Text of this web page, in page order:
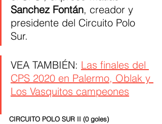
Sanchez Fontán, creador y
presidente del Circuito Polo
Sur.
VEA TAMBIÉN: Las finales del
CPS 2020 en Palermo, Oblak y
Los Vasquitos campeones
CIRCUITO POLO SUR II (0 goles)